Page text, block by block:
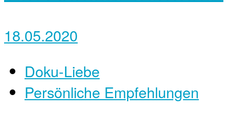
18.05.2020
Doku-Liebe
Persönliche Empfehlungen